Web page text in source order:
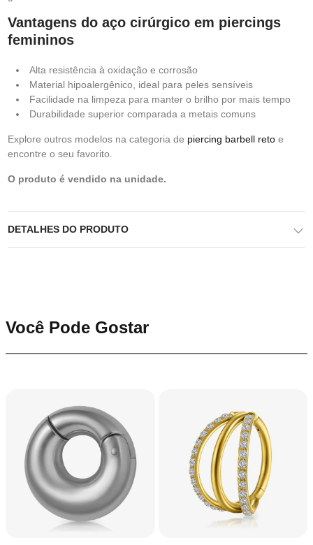
Vantagens do aço cirúrgico em piercings
femininos
Alta resistência à oxidação e corrosão
Material hipoalergênico, ideal para peles sensíveis
Facilidade na limpeza para manter o brilho por mais tempo
Durabilidade superior comparada a metais comuns
Explore outros modelos na categoria de piercing barbell reto e
encontre o seu favorito.
O produto é vendido na unidade.
DETALHES DO PRODUTO
Você Pode Gostar